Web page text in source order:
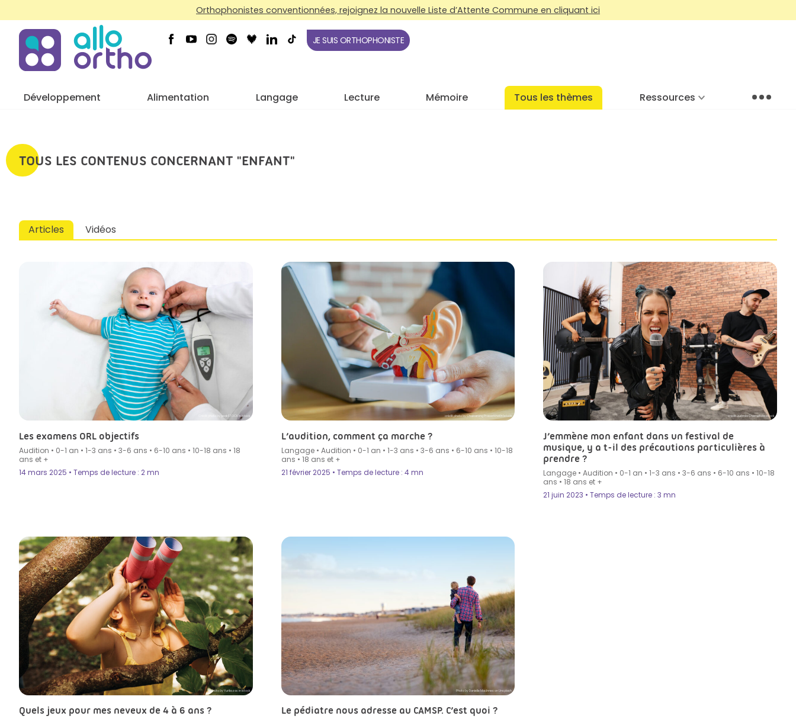
Orthophonistes conventionnées, rejoignez la nouvelle Liste d’Attente Commune en cliquant ici
JE SUIS ORTHOPHONISTE
Développement Alimentation Langage Lecture Mémoire Tous les thèmes Ressources Menu
TOUS LES CONTENUS CONCERNANT "ENFANT"
Articles Vidéos
Crédit photo by peakSTOCK in Istock
Les examens ORL objectifs
Audition • 0-1 an • 1-3 ans • 3-6 ans • 6-10 ans • 10-18 ans • 18
ans et +
14 mars 2025 • Temps de lecture : 2 mn
crédit photo by Chainarong Prasertthai in Istock
L’audition, comment ça marche ?
Langage• Audition • 0-1 an • 1-3 ans • 3-6 ans • 6-10 ans • 10-18
ans • 18 ans et +
21 février 2025 • Temps de lecture : 4 mn
credit Liudmila Chernetska istock
J’emmène mon enfant dans un festival de
musique, y a t-il des précautions particulières à
prendre ?
Langage •Audition • 0-1 an •1-3 ans •3-6 ans • 6-10 ans •10-18
ans •18 ans et +
21 juin 2023 • Temps de lecture : 3 mn
Photo by Yurikazac in istock
Quels jeux pour mes neveux de 4 à 6 ans ?
Photo by Danielle MacInnes on Unsplash
Le pédiatre nous adresse au CAMSP. C’est quoi ?